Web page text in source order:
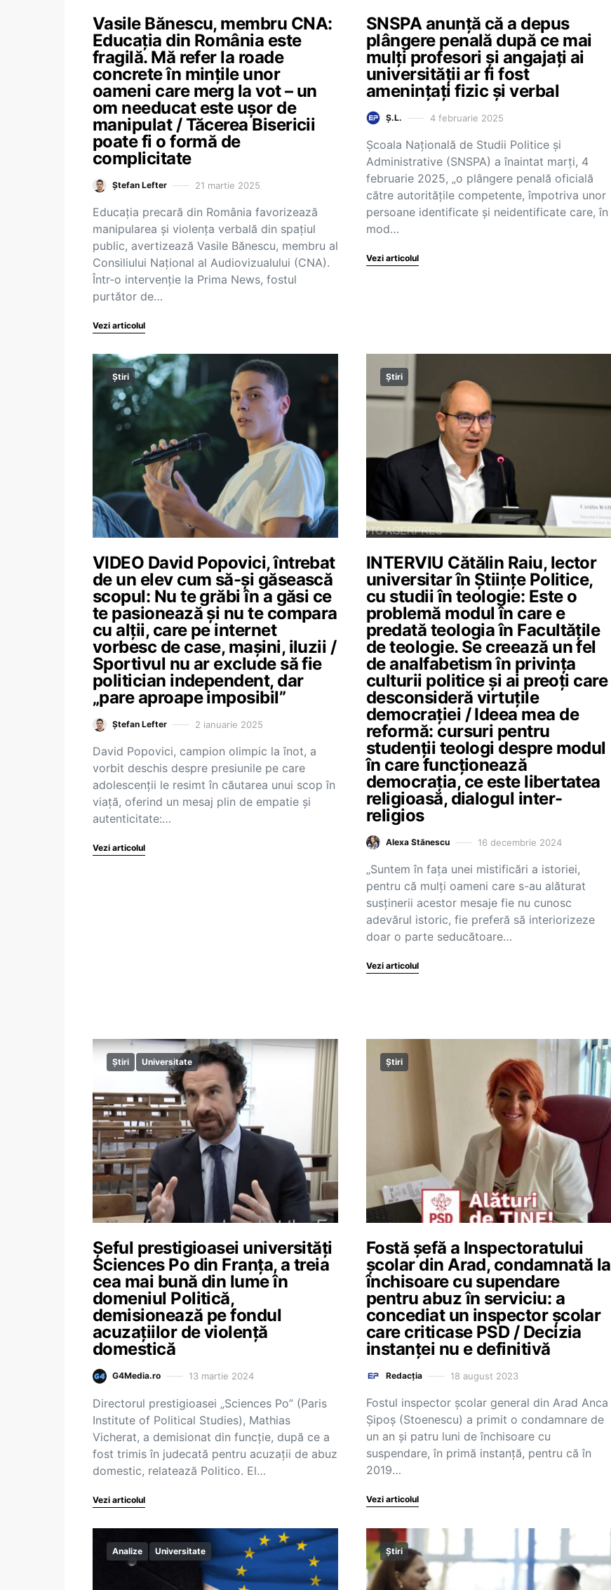
Vasile Bănescu, membru CNA:
Educația din România este
fragilă. Mă refer la roade
concrete în mințile unor
oameni care merg la vot – un
om needucat este ușor de
manipulat / Tăcerea Bisericii
poate fi o formă de
complicitate
Ștefan Lefter 21 martie 2025
Educația precară din România favorizează
manipularea și violența verbală din spațiul
public, avertizează Vasile Bănescu, membru al
Consiliului Național al Audiovizualului (CNA).
Într-o intervenție la Prima News, fostul
purtător de…
Vezi articolul
SNSPA anunță că a depus
plângere penală după ce mai
mulți profesori și angajați ai
universității ar fi fost
amenințați fizic și verbal
Ș.L. 4 februarie 2025
Școala Națională de Studii Politice și
Administrative (SNSPA) a înaintat marți, 4
februarie 2025, „o plângere penală oficială
către autoritățile competente, împotriva unor
persoane identificate și neidentificate care, în
mod…
Vezi articolul
Știri
VIDEO David Popovici, întrebat
de un elev cum să-și găsească
scopul: Nu te grăbi în a găsi ce
te pasionează și nu te compara
cu alții, care pe internet
vorbesc de case, mașini, iluzii /
Sportivul nu ar exclude să fie
politician independent, dar
„pare aproape imposibil”
Ștefan Lefter 2 ianuarie 2025
David Popovici, campion olimpic la înot, a
vorbit deschis despre presiunile pe care
adolescenții le resimt în căutarea unui scop în
viață, oferind un mesaj plin de empatie și
autenticitate:…
Vezi articolul
Știri
INTERVIU Cătălin Raiu, lector
universitar în Științe Politice,
cu studii în teologie: Este o
problemă modul în care e
predată teologia în Facultățile
de teologie. Se creează un fel
de analfabetism în privința
culturii politice și ai preoți care
desconsideră virtuțile
democrației / Ideea mea de
reformă: cursuri pentru
studenții teologi despre modul
în care funcționează
democrația, ce este libertatea
religioasă, dialogul inter-
religios
Alexa Stănescu 16 decembrie 2024
„Suntem în fața unei mistificări a istoriei,
pentru că mulți oameni care s-au alăturat
susținerii acestor mesaje fie nu cunosc
adevărul istoric, fie preferă să interiorizeze
doar o parte seducătoare…
Vezi articolul
Știri Universitate
Șeful prestigioasei universități
Sciences Po din Franța, a treia
cea mai bună din lume în
domeniul Politică,
demisionează pe fondul
acuzațiilor de violență
domestică
G4Media.ro 13 martie 2024
Directorul prestigioasei „Sciences Po” (Paris
Institute of Political Studies), Mathias
Vicherat, a demisionat din funcție, după ce a
fost trimis în judecată pentru acuzații de abuz
domestic, relatează Politico. El…
Vezi articolul
Știri
Fostă șefă a Inspectoratului
școlar din Arad, condamnată la
închisoare cu supendare
pentru abuz în serviciu: a
concediat un inspector școlar
care criticase PSD / Decizia
instanței nu e definitivă
Redacția 18 august 2023
Fostul inspector şcolar general din Arad Anca
Şipoş (Stoenescu) a primit o condamnare de
un an şi patru luni de închisoare cu
suspendare, în primă instanţă, pentru că în
2019…
Vezi articolul
Analize Universitate Știri